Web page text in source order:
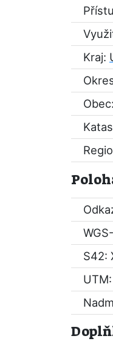
Kraj:
Obec:
S42: